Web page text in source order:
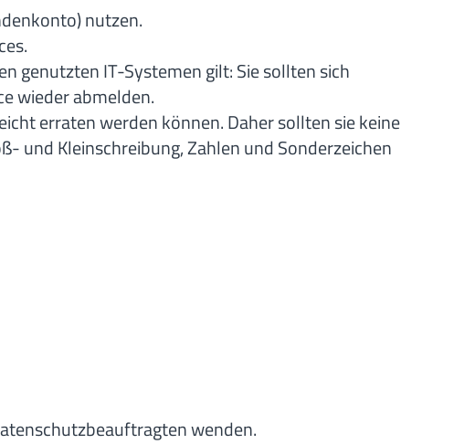
nutzen.
genutzten IT-Systemen gilt: Sie sollten sich
wieder abmelden.
erraten werden können. Daher sollten sie keine
und Kleinschreibung, Zahlen und Sonderzeichen
wenden.